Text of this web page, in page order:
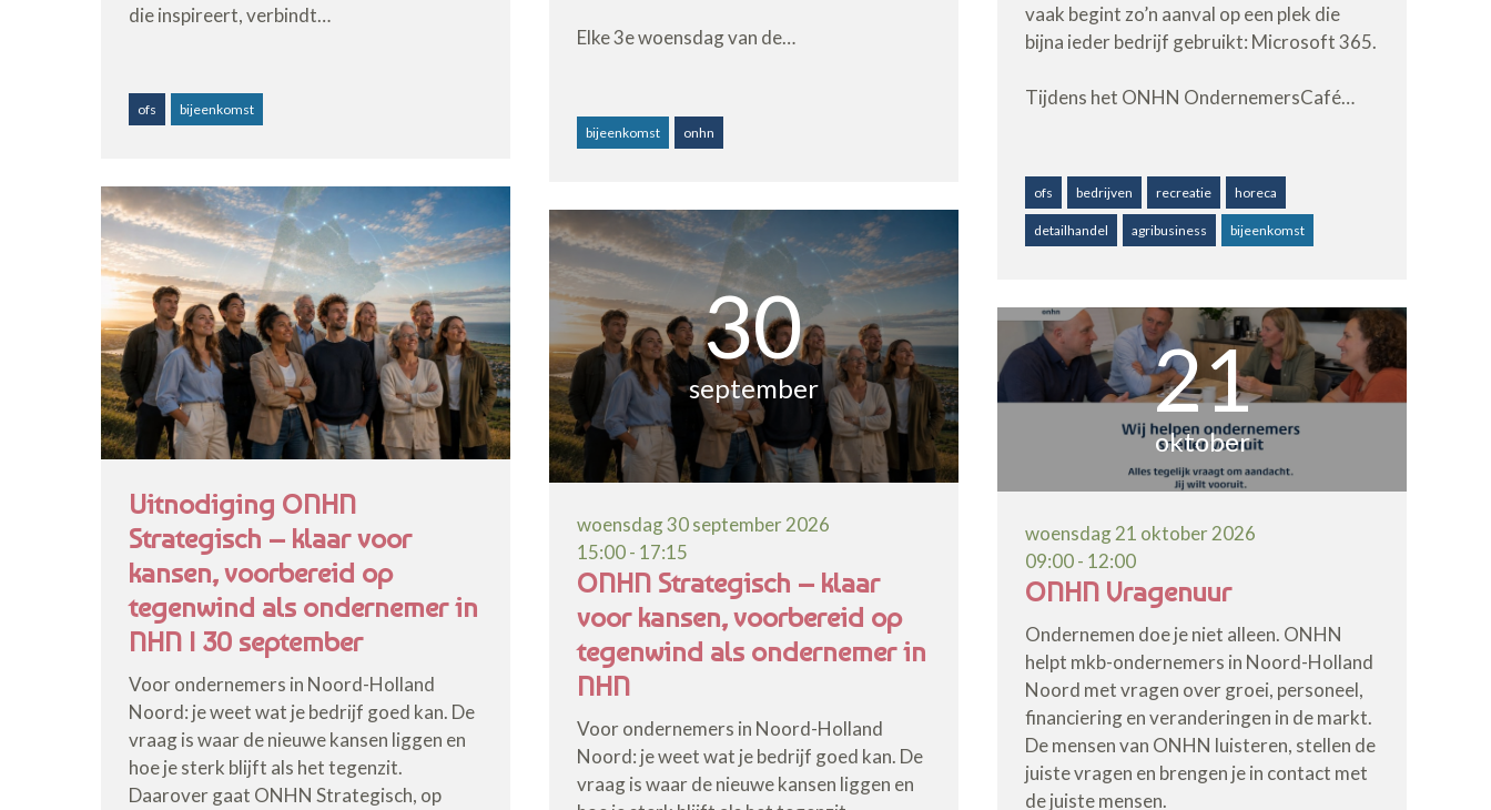
die inspireert, verbindt…
ofs bijeenkomst
Elke 3e woensdag van de…
bijeenkomst onhn
vaak begint zo’n aanval op een plek die
bijna ieder bedrijf gebruikt: Microsoft 365.
Tijdens het ONHN OndernemersCafé…
ofs bedrijven recreatie horeca
detailhandel agribusiness bijeenkomst
Uitnodiging ONHN
Strategisch – klaar voor
kansen, voorbereid op
tegenwind als ondernemer in
NHN | 30 september
Voor ondernemers in Noord-Holland
Noord: je weet wat je bedrijf goed kan. De
vraag is waar de nieuwe kansen liggen en
hoe je sterk blijft als het tegenzit.
Daarover gaat ONHN Strategisch, op
30
september
woensdag 30 september 2026
15:00 - 17:15
ONHN Strategisch – klaar
voor kansen, voorbereid op
tegenwind als ondernemer in
NHN
Voor ondernemers in Noord-Holland
Noord: je weet wat je bedrijf goed kan. De
vraag is waar de nieuwe kansen liggen en
21
oktober
woensdag 21 oktober 2026
09:00 - 12:00
ONHN Vragenuur
Ondernemen doe je niet alleen. ONHN
helpt mkb-ondernemers in Noord-Holland
Noord met vragen over groei, personeel,
financiering en veranderingen in de markt.
De mensen van ONHN luisteren, stellen de
juiste vragen en brengen je in contact met
de juiste mensen.